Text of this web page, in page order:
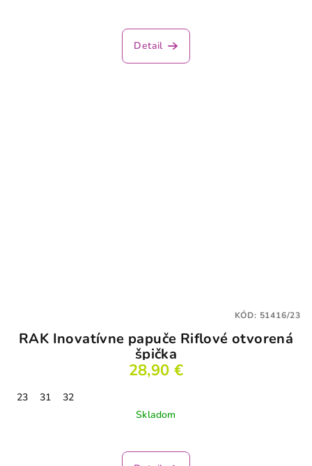
Detail
RAK Inovatívne papuče Riflové otvorená
špička
28,90 €
23 31
32
Skladom
KÓD: 51416/23